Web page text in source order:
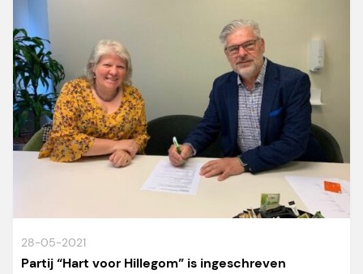
28-05-2021
Partij “Hart voor Hillegom” is ingeschreven